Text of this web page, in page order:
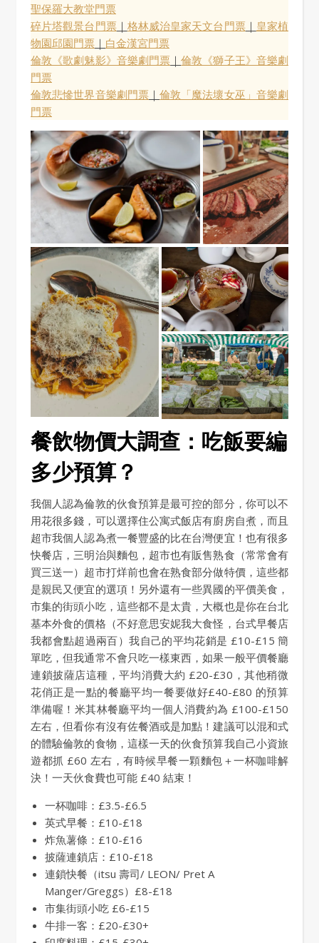
聖保羅大教堂門票
碎片塔觀景台門票｜ 格林威治皇家天文台門票｜ 皇家植
物園邱園門票 ｜ 白金漢宮門票
倫敦《歌劇魅影》音樂劇門票 ｜倫敦《獅子王》音樂劇
門票
倫敦悲慘世界音樂劇門票｜倫敦「魔法壞女巫」音樂劇
門票
餐飲物價大調查：吃飯要編
多少預算？
我個人認為倫敦的伙食預算是最可控的部分，你可以不
用花很多錢，可以選擇住公寓式飯店有廚房自煮，而且
超市我個人認為煮一餐豐盛的比在台灣便宜！也有很多
快餐店，三明治與麵包，超市也有販售熟食（常常會有
買三送一）超市打烊前也會在熟食部分做特價，這些都
是親民又便宜的選項！另外還有一些異國的平價美食，
市集的街頭小吃，這些都不是太貴，大概也是你在台北
基本外食的價格（不好意思安妮我大食怪，台式早餐店
我都會點超過兩百）我自己的平均花銷是 £10-£15 簡
單吃，但我通常不會只吃一樣東西，如果一般平價餐廳
連鎖披薩店這種，平均消費大約 £20-£30，其他稍微
花俏正是一點的餐廳平均一餐要做好£40-£80 的預算
準備喔！米其林餐廳平均一個人消費約為 £100-£150
左右，但看你有沒有佐餐酒或是加點！建議可以混和式
的體驗倫敦的食物，這樣一天的伙食預算我自己小資旅
遊都抓 £60 左右，有時候早餐一顆麵包＋一杯咖啡解
決！一天伙食費也可能 £40 結束！
一杯咖啡：£3.5-£6.5
英式早餐：£10-£18
炸魚薯條：£10-£16
披薩連鎖店：£10-£18
連鎖快餐（itsu 壽司/ LEON/ Pret A
Manger/Greggs）£8-£18
市集街頭小吃 £6-£15
牛排一客：£20-£30+